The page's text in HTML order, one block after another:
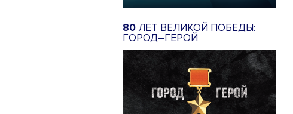
80 ЛЕТ ВЕЛИКОЙ ПОБЕДЫ:
ГОРОД–ГЕРОЙ